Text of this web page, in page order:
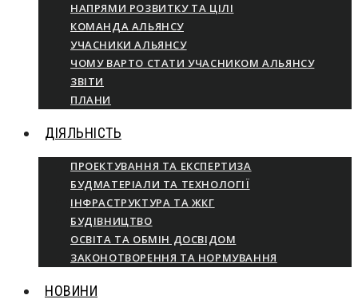
НАПРЯМИ РОЗВИТКУ ТА ЦІЛІ
КОМАНДА АЛЬЯНСУ
УЧАСНИКИ АЛЬЯНСУ
ЧОМУ ВАРТО СТАТИ УЧАСНИКОМ АЛЬЯНСУ
ЗВІТИ
ПЛАНИ
ДІЯЛЬНІСТЬ
ПРОЕКТУВАННЯ ТА ЕКСПЕРТИЗА
БУДМАТЕРІАЛИ ТА ТЕХНОЛОГІЇ
ІНФРАСТРУКТУРА ТА ЖКГ
БУДІВНИЦТВО
ОСВІТА ТА ОБМІН ДОСВІДОМ
ЗАКОНОТВОРЕННЯ ТА НОРМУВАННЯ
НОВИНИ